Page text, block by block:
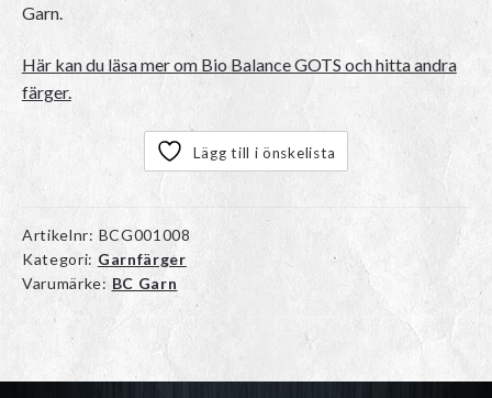
Garn.
Här kan du läsa mer om Bio Balance GOTS och hitta andra
färger.
Lägg till i önskelista
Artikelnr: BCG001008
Kategori: Garnfärger
Varumärke: BC Garn